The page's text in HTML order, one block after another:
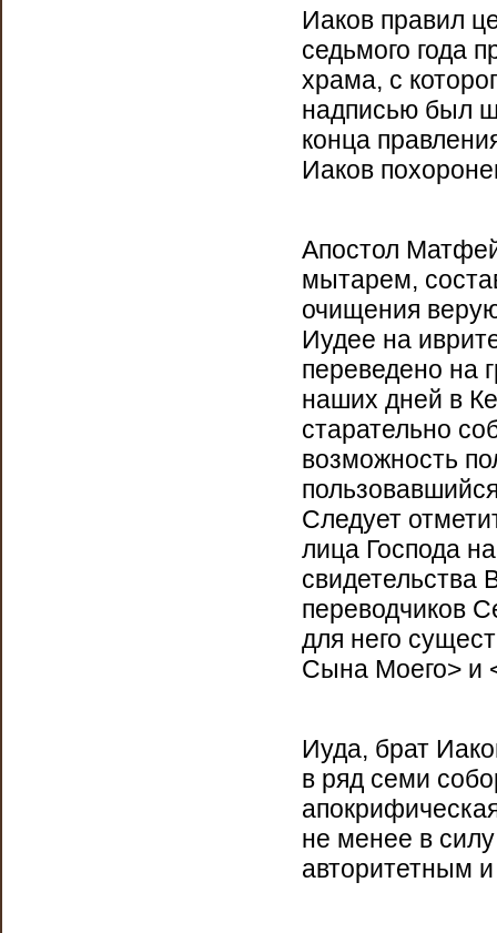
Иаков правил
седьмого года
храма, с
надписью был
конца
Иаков
Апостол
мытарем,
очищения
Иудее на
переведено на
наших дней в
старательно
возможность
Следует
лица Господа
свидетельства
переводчиков
для него
Сына Моего> и
Иуда, брат
в ряд семи
не менее в
авторитетным